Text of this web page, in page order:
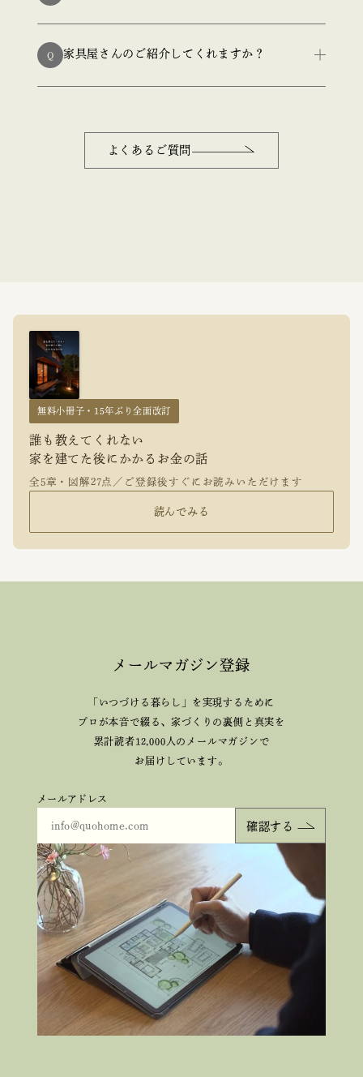
Q 家具屋さんのご紹介してくれますか？
よくあるご質問
無料小冊子・15年ぶり全面改訂
誰も教えてくれない
家を建てた後にかかるお金の話
全5章・図解27点／ご登録後すぐにお読みいただけます
読んでみる
メールマガジン登録
「いつづける暮らし」を実現するために
プロが本音で綴る、家づくりの裏側と真実を
累計読者12,000人のメールマガジンで
お届けしています。
メールアドレス